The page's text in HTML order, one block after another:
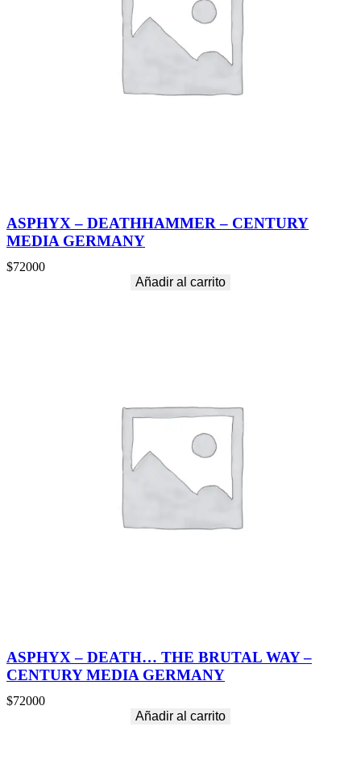
ASPHYX – DEATHHAMMER – CENTURY
MEDIA GERMANY
$72000
Añadir al carrito
ASPHYX – DEATH… THE BRUTAL WAY –
CENTURY MEDIA GERMANY
$72000
Añadir al carrito